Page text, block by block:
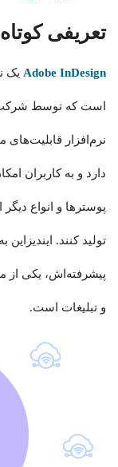
تعریفی کوتاه
Adobe InDesign یک
نرم‌افزار قابلیت‌های
دارد و به کاربران
پوسترها و انواع
تولید کنند.
پیشرفته‌اش، یکی از
و تبلیغات است.